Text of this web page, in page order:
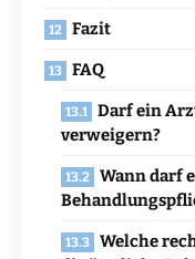
Fazit
FAQ
Darf ein
verweigern?
Wann darf
Welche